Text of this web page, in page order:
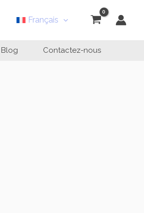
Français
Blog Contactez-nous